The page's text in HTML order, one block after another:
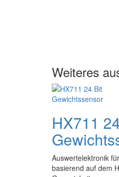
Weiteres
HX711
Auswertelektronik
basierend auf dem